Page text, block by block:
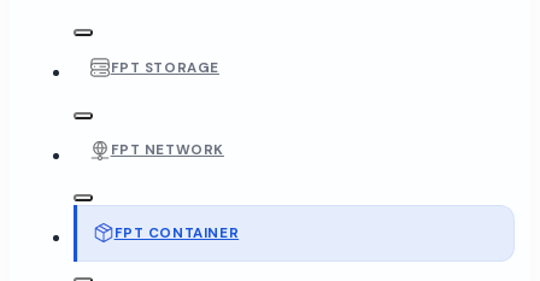
FPT STORAGE
FPT NETWORK
FPT CONTAINER